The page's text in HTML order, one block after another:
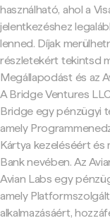
használható, ahol a
jelentkezéshez
lenned. Díjak
részletekért tekintsd
Megállapodást és az
A Bridge Ventures
Bridge egy pénzügyi
amely
Kártya kezeléséért
Bank nevében. Az
Avian Labs egy
amely
alkalmazásáért,